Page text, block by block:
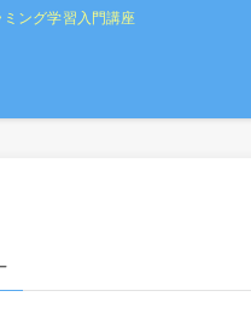
ング学習入門講座